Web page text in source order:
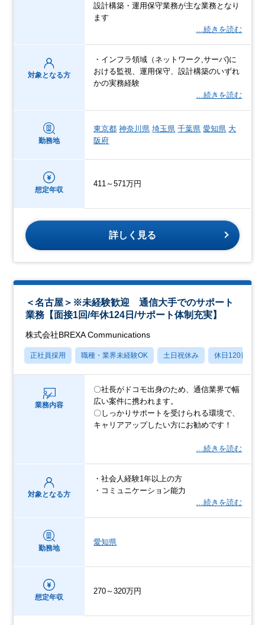
設計構築・運用保守業務が主な業務となり
ます
…続きを読む
対象となる方
・インフラ領域（ネットワーク,サーバ)に
おける監視、運用保守、設計構築のいずれ
かの実務経験
…続きを読む
勤務地
東京都 神奈川県 埼玉県 千葉県 愛知県 大
阪府
想定年収
411～571万円
詳しく見る
＜名古屋＞※未経験歓迎 通信大手でのサポート
業務【面接1回/年休124日/サポート体制充実】
株式会社BREXA Communications
正社員採用 職種・業界未経験OK 土日祝休み 休日120日以上
業務内容
〇社長がドコモ出身のため、通信業界で幅
広い案件に携われます。
〇しっかりサポートを受けられる環境で、
キャリアアップしたい方にお勧めです！
…続きを読む
対象となる方
・社会人経験1年以上の方
・コミュニケーション能力
…続きを読む
勤務地
愛知県
想定年収
270～320万円